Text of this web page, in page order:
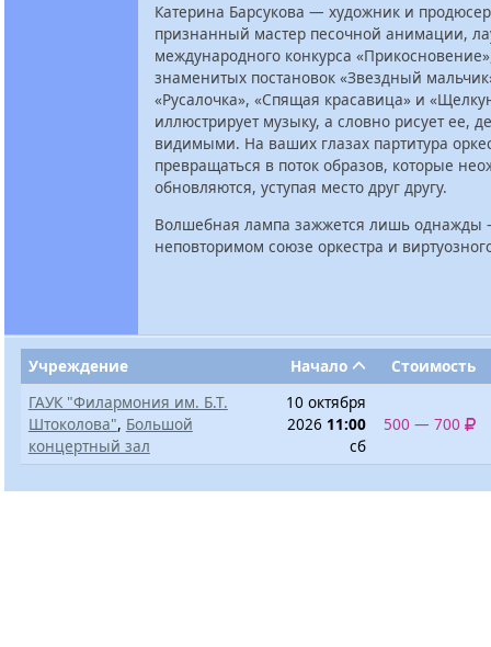
Катерина Барсукова — художник и
признанный мастер песочной анимации,
международного конкурса
знаменитых постановок «Звездный
«Русалочка», «Спящая красавица» и
иллюстрирует музыку, а словно рисует ее,
видимыми. На ваших глазах партитура
превращаться в поток образов, которые
обновляются, уступая место друг другу.
Волшебная лампа зажжется лишь однажды
неповторимом союзе оркестра и
Учреждение Начало
Стоимость
ГАУК "Филармония им. Б.Т.
Штоколова", Большой
концертный зал
10 октября
2026 11:00
сб
500 — 700